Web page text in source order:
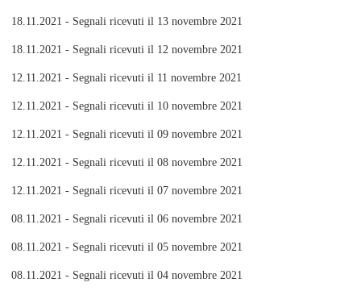
18.11.2021 - Segnali ricevuti il 13 novembre 2021
18.11.2021 - Segnali ricevuti il 12 novembre 2021
12.11.2021 - Segnali ricevuti il 11 novembre 2021
12.11.2021 - Segnali ricevuti il 10 novembre 2021
12.11.2021 - Segnali ricevuti il 09 novembre 2021
12.11.2021 - Segnali ricevuti il 08 novembre 2021
12.11.2021 - Segnali ricevuti il 07 novembre 2021
08.11.2021 - Segnali ricevuti il 06 novembre 2021
08.11.2021 - Segnali ricevuti il 05 novembre 2021
08.11.2021 - Segnali ricevuti il 04 novembre 2021